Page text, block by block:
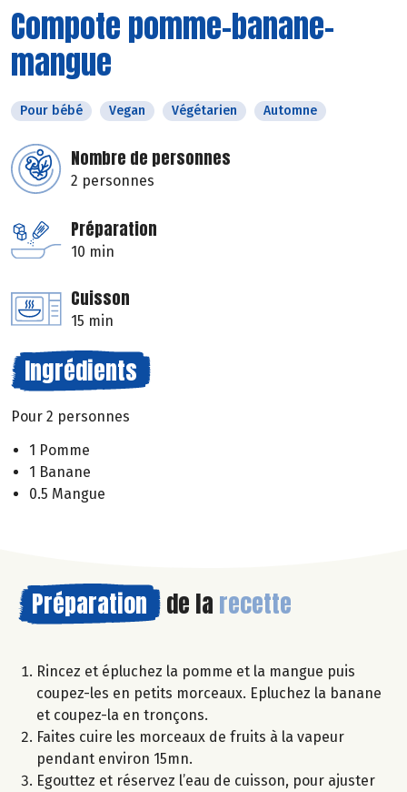
Compote pomme-banane-
mangue
Pour bébé Vegan Végétarien Automne
Nombre de personnes
2 personnes
Préparation
10 min
Cuisson
15 min
Ingrédients
Pour 2 personnes
1 Pomme
1 Banane
0.5 Mangue
Préparation de la recette
Rincez et épluchez la pomme et la mangue puis
coupez-les en petits morceaux. Epluchez la banane
et coupez-la en tronçons.
Faites cuire les morceaux de fruits à la vapeur
pendant environ 15mn.
Egouttez et réservez l’eau de cuisson, pour ajuster